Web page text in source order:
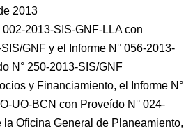
2013
2013-SIS-GNF-LLA con
GNF y el Informe N° 056-2013-
N° 250-2013-SIS/GNF
y Financiamiento, el Informe N°
UO-BCN con Proveído N° 024-
la Oficina General de Planeamiento,